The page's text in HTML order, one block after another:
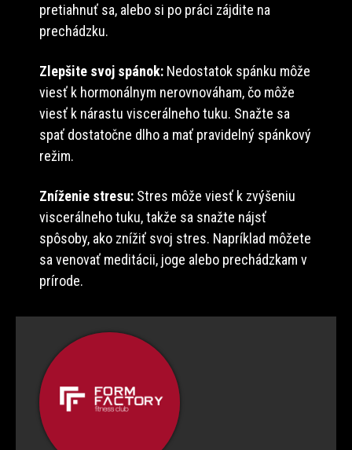
pretiahnuť sa, alebo si po práci zájdite na
prechádzku.
Zlepšite svoj spánok: Nedostatok spánku môže
viesť k hormonálnym nerovnováham, čo môže
viesť k nárastu viscerálneho tuku. Snažte sa
spať dostatočne dlho a mať pravidelný spánkový
režim.
Zníženie stresu: Stres môže viesť k zvýšeniu
viscerálneho tuku, takže sa snažte nájsť
spôsoby, ako znížiť svoj stres. Napríklad môžete
sa venovať meditácii, joge alebo prechádzkam v
prírode.